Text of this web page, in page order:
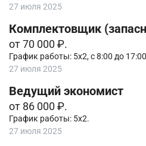
27 июля 2025
Комплектовщик
от 70 000 ₽.
График работы: 5х2, с 8:00 до
27 июля 2025
Ведущий экономист
от 86 000 ₽.
График работы: 5х2.
27 июля 2025